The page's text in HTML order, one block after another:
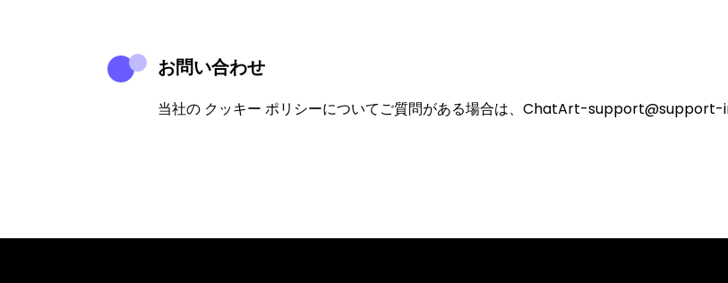
お問い合わせ
当社の クッキー ポリシーについてご質問がある場合は、ChatArt-support@support-